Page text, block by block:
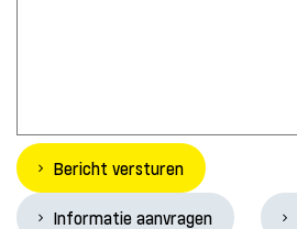
Bericht versturen
Informatie aanvragen